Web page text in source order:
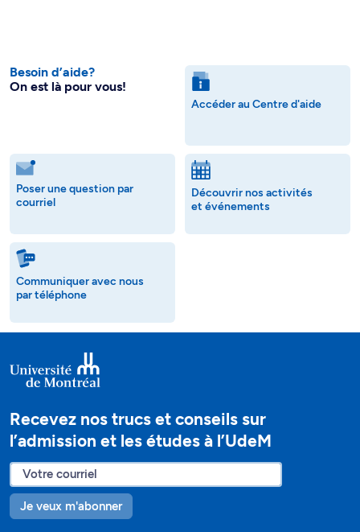
Besoin d’aide?
On est là pour vous!
Accéder au Centre d'aide
Poser une question par
courriel
Découvrir nos activités
et événements
Communiquer avec nous
par téléphone
Recevez nos trucs et conseils sur
l’admission et les études à l’UdeM
Je veux m'abonner